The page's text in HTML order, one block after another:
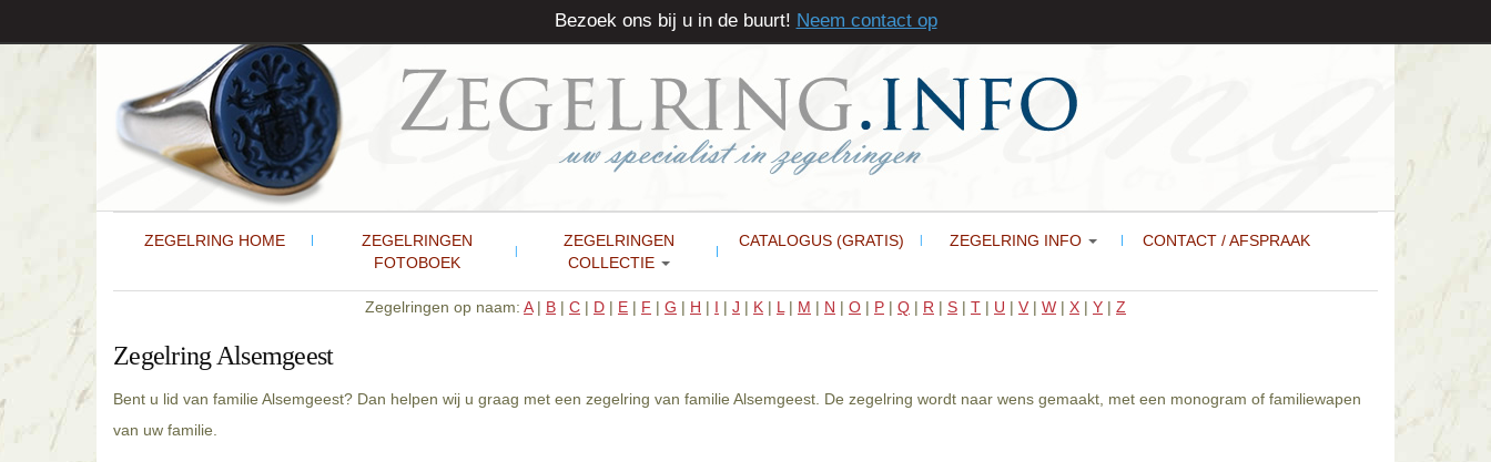
ZEGELRING HOME
ZEGELRINGEN
FOTOBOEK
ZEGELRINGEN
COLLECTIE
CATALOGUS (GRATIS) ZEGELRING INFO CONTACT / AFSPRAAK
Zegelringen op naam: A| B | C | D | E | F | G | H | I | J | K | L | M | N | O | P | Q | R | S | T | U | V | W | X | Y | Z
Zegelring Alsemgeest
Bent u lid van familie Alsemgeest? Dan helpen wij u graag met een zegelring van familie Alsemgeest. De zegelring wordt naar wens gemaakt, met een monogram of familiewapen
van uw familie.
Bezoek ons bij u in de buurt! Neem contact op